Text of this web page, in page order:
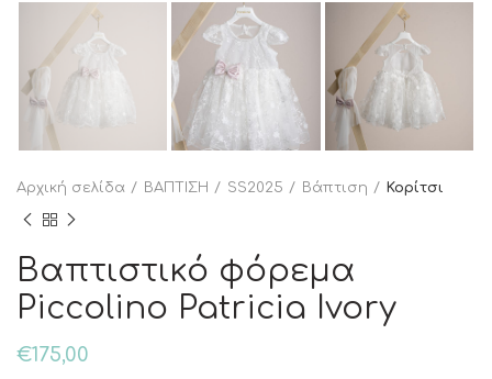
Αρχική σελίδα ΒΑΠΤΙΣΗ SS2025 Βάπτιση Κορίτσι
Βαπτιστικό φόρεμα
Piccolino Patricia Ivory
€175,00